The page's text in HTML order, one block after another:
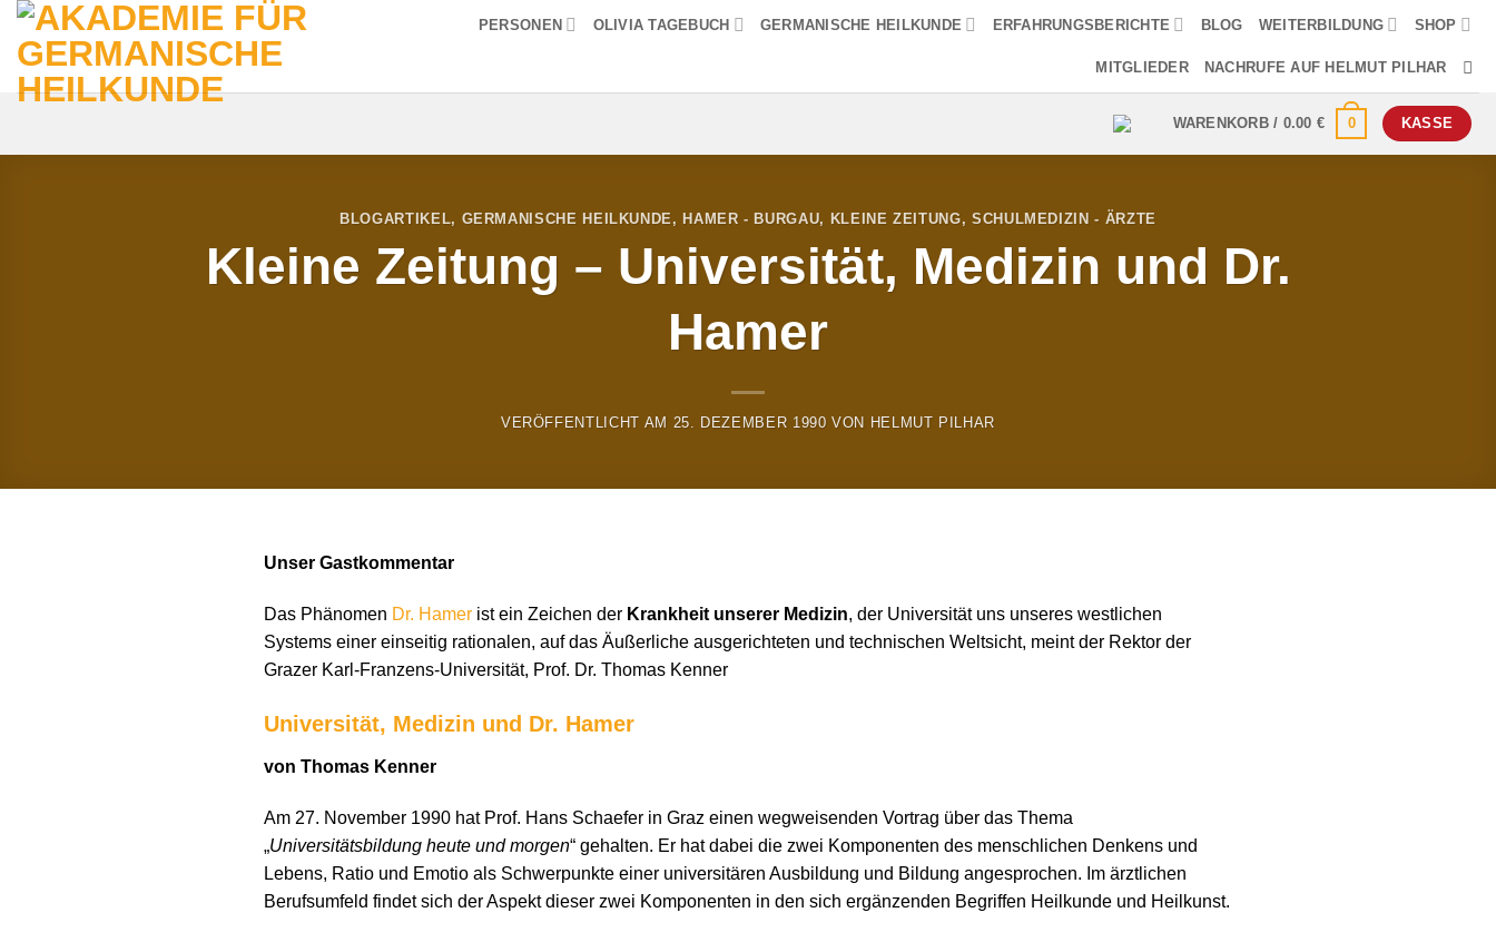
Zum
Inhalt
springen
PERSONEN OLIVIA TAGEBUCH GERMANISCHE HEILKUNDE ERFAHRUNGSBERICHTE BLOG WEITERBILDUNG SHOP
MITGLIEDER NACHRUFE AUF HELMUT PILHAR
WARENKORB / 0.00 € 0 KASSE
BLOGARTIKEL, GERMANISCHE HEILKUNDE, HAMER - BURGAU, KLEINE ZEITUNG, SCHULMEDIZIN - ÄRZTE
Kleine Zeitung – Universität, Medizin und Dr.
Hamer
VERÖFFENTLICHT AM 25. DEZEMBER 1990 VON HELMUT PILHAR
Unser Gastkommentar
Das Phänomen Dr. Hamer ist ein Zeichen der Krankheit unserer Medizin, der Universität uns unseres westlichen
Systems einer einseitig rationalen, auf das Äußerliche ausgerichteten und technischen Weltsicht, meint der Rektor der
Grazer Karl-Franzens-Universität, Prof. Dr. Thomas Kenner
Universität, Medizin und Dr. Hamer
von Thomas Kenner
Am 27. November 1990 hat Prof. Hans Schaefer in Graz einen wegweisenden Vortrag über das Thema
„Universitätsbildung heute und morgen“ gehalten. Er hat dabei die zwei Komponenten des menschlichen Denkens und
Lebens, Ratio und Emotio als Schwerpunkte einer universitären Ausbildung und Bildung angesprochen. Im ärztlichen
Berufsumfeld findet sich der Aspekt dieser zwei Komponenten in den sich ergänzenden Begriffen Heilkunde und Heilkunst.